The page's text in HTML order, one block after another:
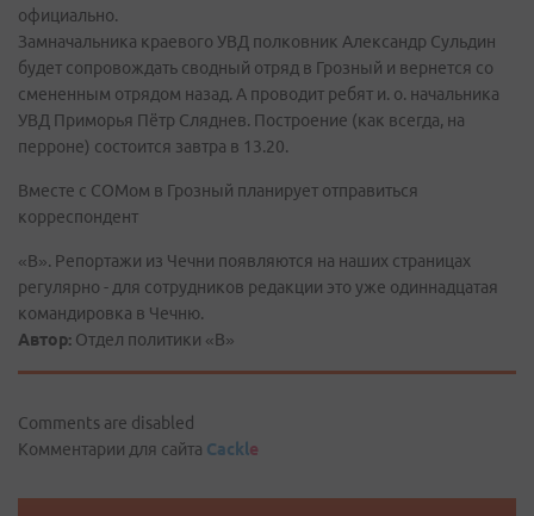
официально.
Замначальника краевого УВД полковник Александр Сульдин
будет сопровождать сводный отряд в Грозный и вернется со
смененным отрядом назад. А проводит ребят и. о. начальника
УВД Приморья Пётр Сляднев. Построение (как всегда, на
перроне) состоится завтра в 13.20.
Вместе с СОМом в Грозный планирует отправиться
корреспондент
«В». Репортажи из Чечни появляются на наших страницах
регулярно - для сотрудников редакции это уже одиннадцатая
командировка в Чечню.
Автор: Отдел политики «В»
Comments are disabled
Комментарии для сайта Cackle